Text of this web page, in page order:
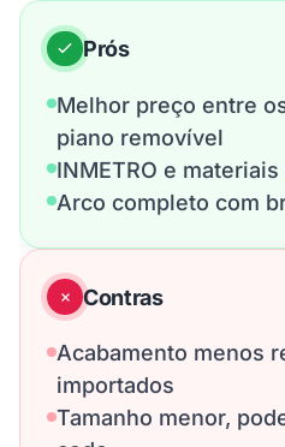
Prós
Melhor preço entre
piano removível
INMETRO e
Arco completo com
Contras
Acabamento menos
importados
Tamanho menor,